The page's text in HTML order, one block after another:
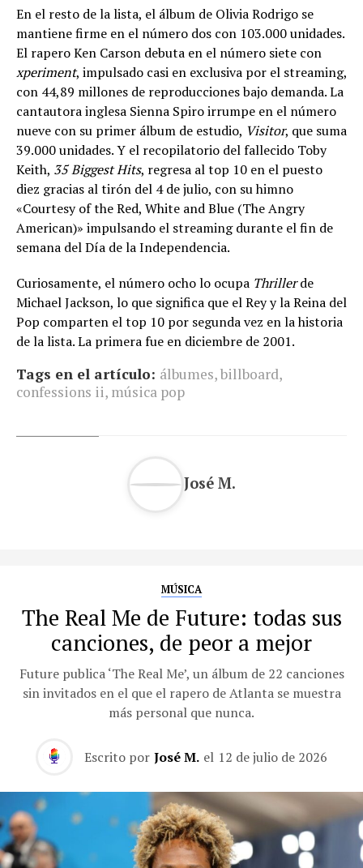
En el resto de la lista, el álbum de Olivia Rodrigo se
mantiene firme en el número dos con 103.000 unidades.
El rapero Ken Carson debuta en el número siete con
xperiment, impulsado casi en exclusiva por el streaming,
con 44,89 millones de reproducciones bajo demanda. La
cantautora inglesa Sienna Spiro irrumpe en el número
nueve con su primer álbum de estudio, Visitor, que suma
39.000 unidades. Y el recopilatorio del fallecido Toby
Keith, 35 Biggest Hits, regresa al top 10 en el puesto
diez gracias al tirón del 4 de julio, con su himno
«Courtesy of the Red, White and Blue (The Angry
American)» impulsando el streaming durante el fin de
semana del Día de la Independencia.
Curiosamente, el número ocho lo ocupa Thrillerde
Michael Jackson, lo que significa que el Rey y la Reina del
Pop comparten el top 10 por segunda vez en la historia
de la lista. La primera fue en diciembre de 2001.
Tags en el artículo: álbumes,billboard,
confessions ii, música pop
José M.
MÚSICA
The Real Me de Future: todas sus
canciones, de peor a mejor
Future publica ‘The Real Me’, un álbum de 22 canciones
sin invitados en el que el rapero de Atlanta se muestra
más personal que nunca.
Escrito por José M. el 12 de julio de 2026